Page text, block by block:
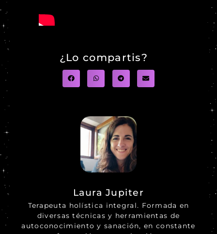
¿Lo compartis?
Laura Jupiter
Terapeuta holística integral. Formada en
diversas técnicas y herramientas de
autoconocimiento y sanación, en constante